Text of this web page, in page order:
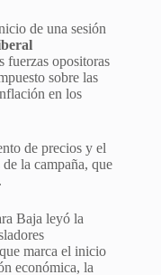
de una sesión
fuerzas opositoras
sobre las
en los
de precios y el
la campaña, que
Baja leyó la
marca el inicio
económica, la